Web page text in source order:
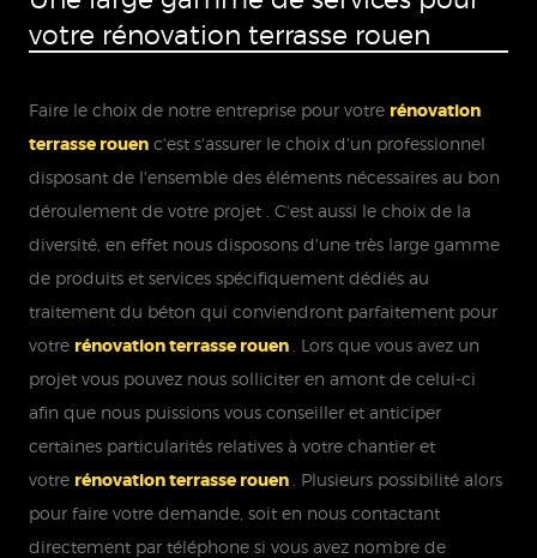
votre rénovation terrasse rouen
Faire le choix de notre entreprise pour votre rénovation
terrasse rouenc'est s'assurer le choix d'un professionnel
disposant de l'ensemble des éléments nécessaires au bon
déroulement de votre projet . C'est aussi le choix de la
diversité, en effet nous disposons d'une très large gamme
de produits et services spécifiquement dédiés au
traitement du béton qui conviendront parfaitement pour
votre rénovation terrasse rouen
. Lors que vous avez un
projet vous pouvez nous solliciter en amont de celui-ci
afin que nous puissions vous conseiller et anticiper
certaines particularités relatives à votre chantier et
votre rénovation terrasse rouen
. Plusieurs possibilité alors
pour faire votre demande, soit en nous contactant
directement par téléphone si vous avez nombre de